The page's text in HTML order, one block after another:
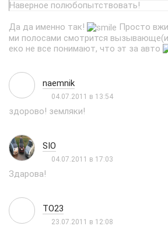
Наверное полюбопытствовать!
Да да именно так!
Просто
ми полосами смотрится вызывающе(и
еко не все понимают, что эт за авто
naemnik
04.07.2011 в 13:54
здорово! земляки!
SIO
04.07.2011 в 17:03
Здарова!
TO23
23.07.2011 в 12:08